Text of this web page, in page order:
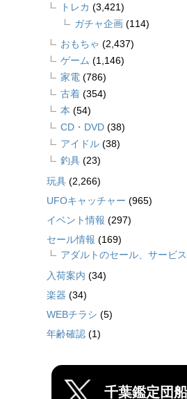
トレカ (3,421)
ガチャ企画 (114)
おもちゃ (2,437)
ゲーム (1,146)
家電 (786)
古着 (354)
本 (54)
CD・DVD (38)
アイドル (38)
釣具 (23)
玩具 (2,266)
UFOキャッチャー (965)
イベント情報 (297)
セール情報 (169)
アダルトのセール、サービ
入荷案内 (34)
楽器 (34)
WEBチラシ (5)
年齢確認 (1)
千葉鑑定団